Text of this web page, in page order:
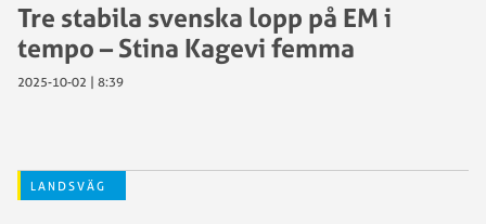
Tre stabila svenska lopp på EM i
tempo – Stina Kagevi femma
2025-10-02 | 8:39
LANDSVÄG